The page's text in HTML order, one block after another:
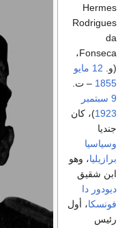
Hermes
Rodrigues
da
Fonseca،
(و. 12 مايو
1855 – ت.
9 سبتمبر
1923)، كان
جنديا
وسياسيا
برازيليا، وهو
ابن شقيق
ديودور دا
فونسكا، أول
رئيس